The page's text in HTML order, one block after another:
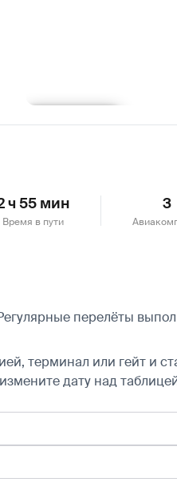
ч 55 мин
Время в пути
3
перелёты
терминал или гейт и
дату над